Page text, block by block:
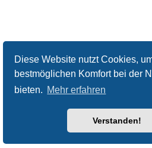
Diese Website nutzt Cookies,
bestmöglichen Komfort bei der
bieten. Mehr erfahren
Verstanden!